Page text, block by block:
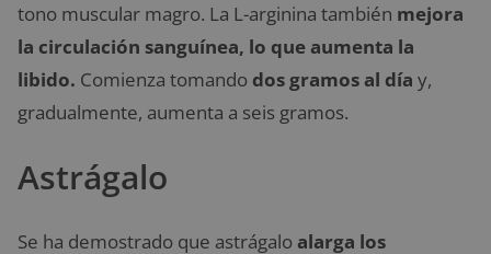
tono muscular magro. La L-arginina también mejora
la circulación sanguínea, lo que aumenta la
libido. Comienza tomando dos gramos al día y,
gradualmente, aumenta a seis gramos.
Astrágalo
Se ha demostrado que astrágalo alarga los